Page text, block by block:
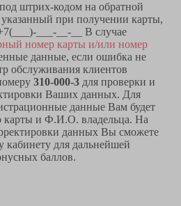
штрих-кодом на обратной
при получении карты,
___-__-__ В случае
номер карты и/или номер
данные, если ошибка не
обслуживания клиентов
310-000-3 для проверки и
Ваших данных. Для
данные Вам будет
карты и Ф.И.О. владельца. На
данных Вы сможете
кабинету для дальнейшей
баллов.